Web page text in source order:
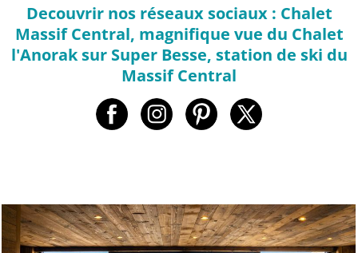
Decouvrir nos réseaux sociaux : Chalet
Massif Central, magnifique vue du Chalet
l'Anorak sur Super Besse, station de ski du
Massif Central